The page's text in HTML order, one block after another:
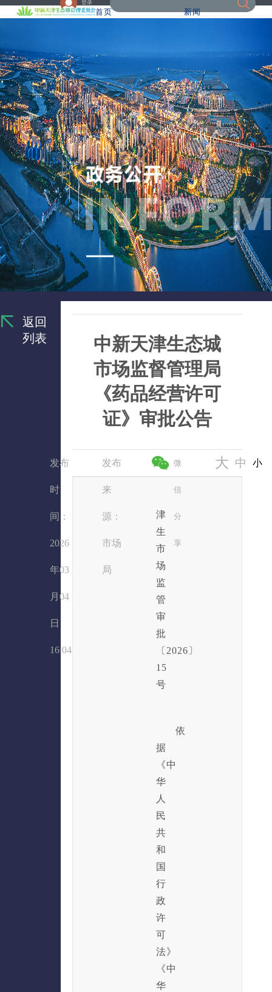
登录
首页 新闻
返回
列表
中新天津生态城
市场监督管理局
《药品经营许可
证》审批公告
发布
时
间：
2026
年03
月04
日
16:04
发布
来
源：
市场
局
微
信
分
享
大 中 小
津
生
市
场
监
管
审
批
〔2026〕
15
号
依
据
《中
华
人
民
共
和
国
行
政
许
可
法》
《中
华